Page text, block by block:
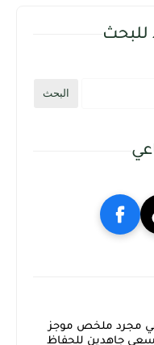
للبحث
مجرد ملخص موجز
جاهدين للحفاظ